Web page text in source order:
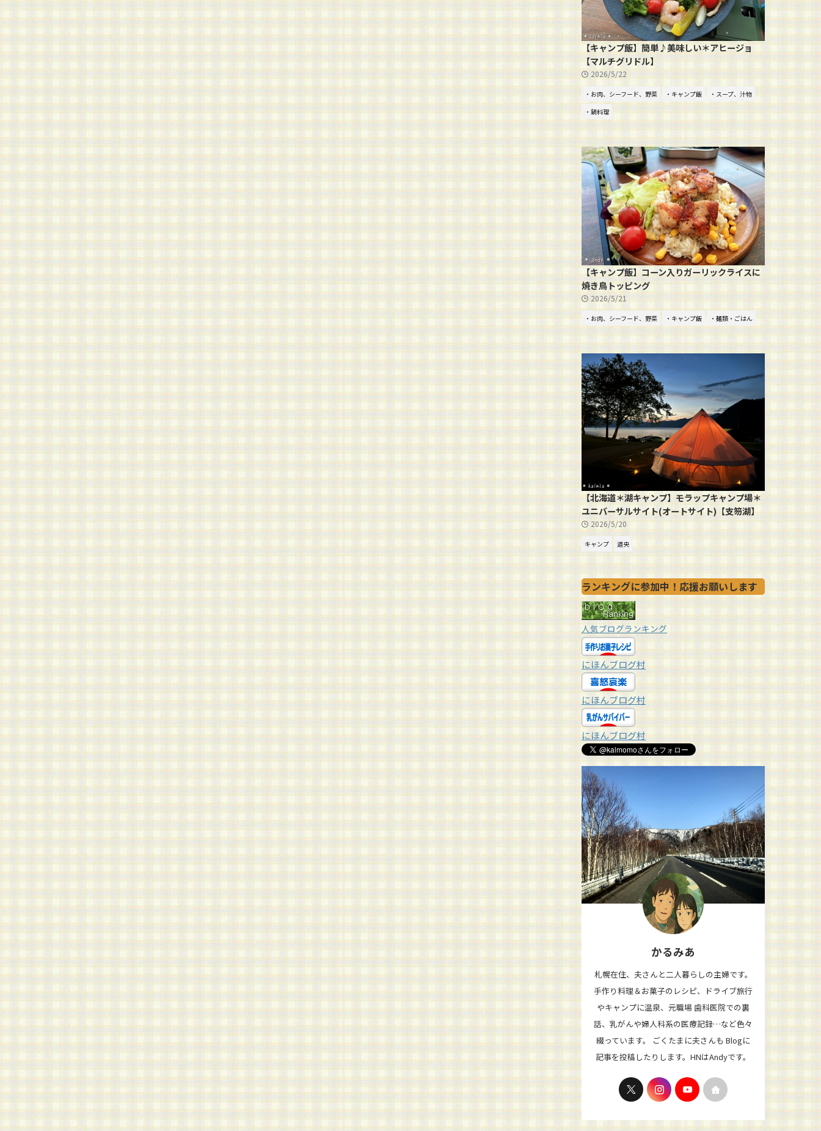
【キャンプ飯】簡単♪美味しい＊アヒージョ
【マルチグリドル】
2026/5/22
・お肉、シーフード、野菜 ・キャンプ飯
・スープ、汁物
・鍋料理
【キャンプ飯】コーン入りガーリックライスに
焼き鳥トッピング
2026/5/21
・お肉、シーフード、野菜 ・キャンプ飯 ・麺類・ごはん
【北海道＊湖キャンプ】モラップキャンプ場＊
ユニバーサルサイト(オートサイト)【支笏湖】
2026/5/20
キャンプ 道央
ランキングに参加中！応援お願いします
人気ブログランキング
にほんブログ村
にほんブログ村
にほんブログ村
かるみあ
札幌在住、夫さんと二人暮らしの主婦です。
手作り料理＆お菓子のレシピ、ドライブ旅行
やキャンプに温泉、元職場 歯科医院での裏
話、乳がんや婦人科系の医療記録…など色々
綴っています。 ごくたまに夫さんも Blogに
記事を投稿したりします。HNはAndyです。